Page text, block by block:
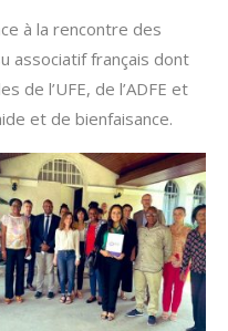
à la rencontre des
associatif français dont
de l’UFE, de l’ADFE et
et de bienfaisance.